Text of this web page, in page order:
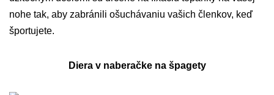
nohe tak, aby zabránili ošuchávaniu vašich členkov, keď
športujete.
Diera v naberačke na špagety